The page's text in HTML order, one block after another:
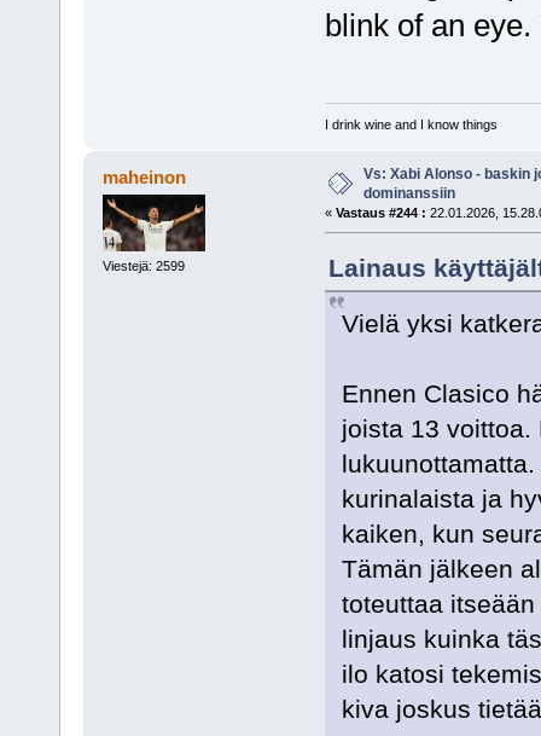
blink of an eye.
I drink wine and I know things
maheinon
Viestejä: 2599
Vs: Xabi Alonso - baskin
dominanssiin
« Vastaus #244 : 22.01.2026,
Lainaus
Vielä yksi
Ennen Clasico
joista 13 voittoa.
kurinalaista ja
kaiken, kun
Tämän jälkeen
toteuttaa
linjaus kuinka
ilo katosi
kiva joskus